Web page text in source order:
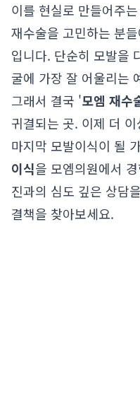
이를 현실로 만들어주
재수술을 고민하는 분
입니다. 단순히 모발을
굴에 가장 잘 어울리는
그래서 결국 '모엠 재수
귀결되는 곳. 이제 더
마지막 모발이식이 될
이식을 모엠의원에서
진과의 심도 깊은 상담
결책을 찾아보세요.